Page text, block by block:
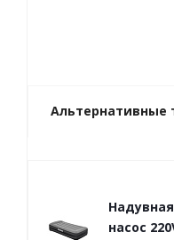
Альтернативные
насос